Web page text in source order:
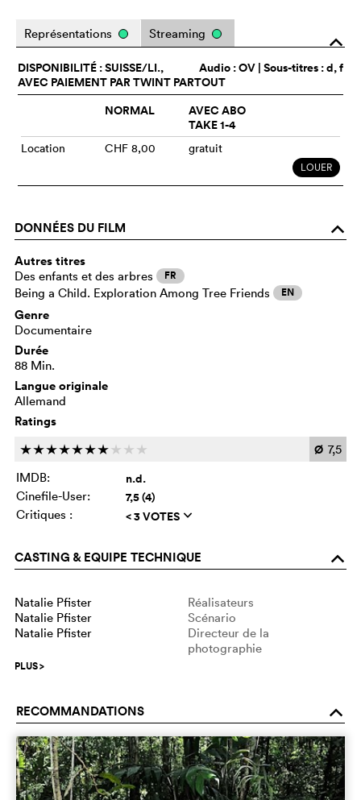
o
Représentations Streaming
Audio :OV | Sous-titres : d, f
DISPONIBILITÉ : SUISSE/LI.,
AVEC PAIEMENT PAR TWINT PARTOUT
NORMAL
AVEC ABO
TAKE 1-4
Location CHF 8,00 gratuit
LOUER
DONNÉES DU FILM o
Autres titres
Des enfants et des arbres FR
Being a Child. Exploration Among Tree Friends EN
Genre
Documentaire
Durée
88 Min.
Langue originale
Allemand
Ratings
ccccccc c c c Ø 7,5
IMDB:
n.d.
Cinefile-User: 7,5 (4)
Critiques : < 3 VOTES q
CASTING & EQUIPE TECHNIQUE o
Natalie Pfister
Réalisateurs
Natalie Pfister
Scénario
Natalie Pfister
Directeur de la
photographie
PLUS>
RECOMMANDATIONS o